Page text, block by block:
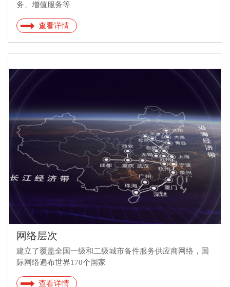
务、增值服务等
查看详情
网络层次
建立了覆盖全国一级和二级城市备件服务供应商网络，国
际网络遍布世界170个国家
查看详情